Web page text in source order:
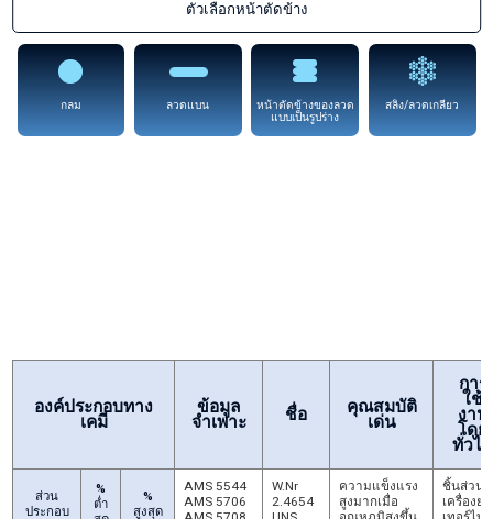
ตัวเลือกหน้าตัดข้าง
กลม ลวดแบน
หน้าตัดข้างของลวด
แบบเป็นรูปร่าง
สลิง/ลวดเกลียว
องค์ประกอบทาง
เคมี
ข้อมูล
จำเพาะ ชื่อ คุณสมบัติ
เด่น
การ
ใช้
งาน
โดย
ทั่วไป
ส่วน
ประกอบ
%
ต่ำ
%
สูงสุด
AMS 5544
AMS 5706
W.Nr
2.4654
ความแข็งแรง
สูงมากเมื่อ
ชิ้นส่วน
เครื่องย